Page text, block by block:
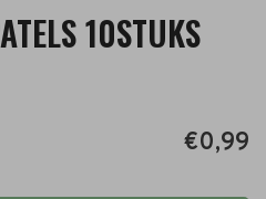
10STUKS
€0,99